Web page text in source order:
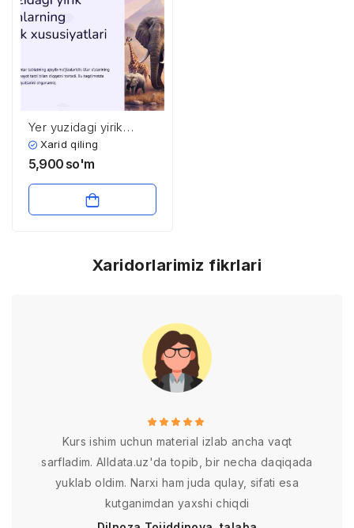
Yer yuzidagi yirik
hayvonlarning biologik
xususiyatlari
Xarid qiling
5,900 so'm
Xaridorlarimiz fikrlari
Kurs ishim uchun material izlab ancha vaqt
sarfladim. Alldata.uz'da topib, bir necha daqiqada
yuklab oldim. Narxi ham juda qulay, sifati esa
kutganimdan yaxshi chiqdi